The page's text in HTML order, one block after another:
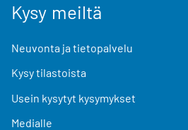
Kysy meiltä
Neuvonta ja tietopalvelu
Kysy tilastoista
Usein kysytyt kysymykset
Medialle